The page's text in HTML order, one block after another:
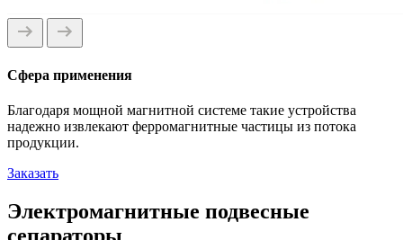
Сфера применения
Благодаря мощной магнитной системе такие устройства
надежно извлекают ферромагнитные частицы из потока
продукции.
Заказать
Электромагнитные подвесные